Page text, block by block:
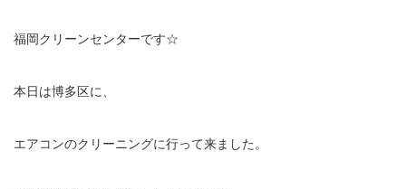
福岡クリーンセンターです☆
本日は博多区に、
エアコンのクリーニングに行って来ました。